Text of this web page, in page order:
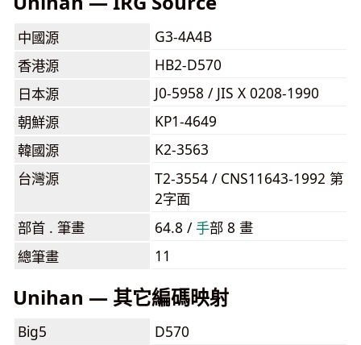
中國源
G3-4A4B
香港源
HB2-D570
日本源
J0-5958 / JIS X 0208-1990
朝鮮源
KP1-4649
韓國源
K2-3563
台灣源
T2-3554 / CNS11643-1992 第
2字面
部首 . 筆畫
64.8 /⼿部 8 畫
總筆畫
11
Unihan — 其它編碼映射
Big5
D570